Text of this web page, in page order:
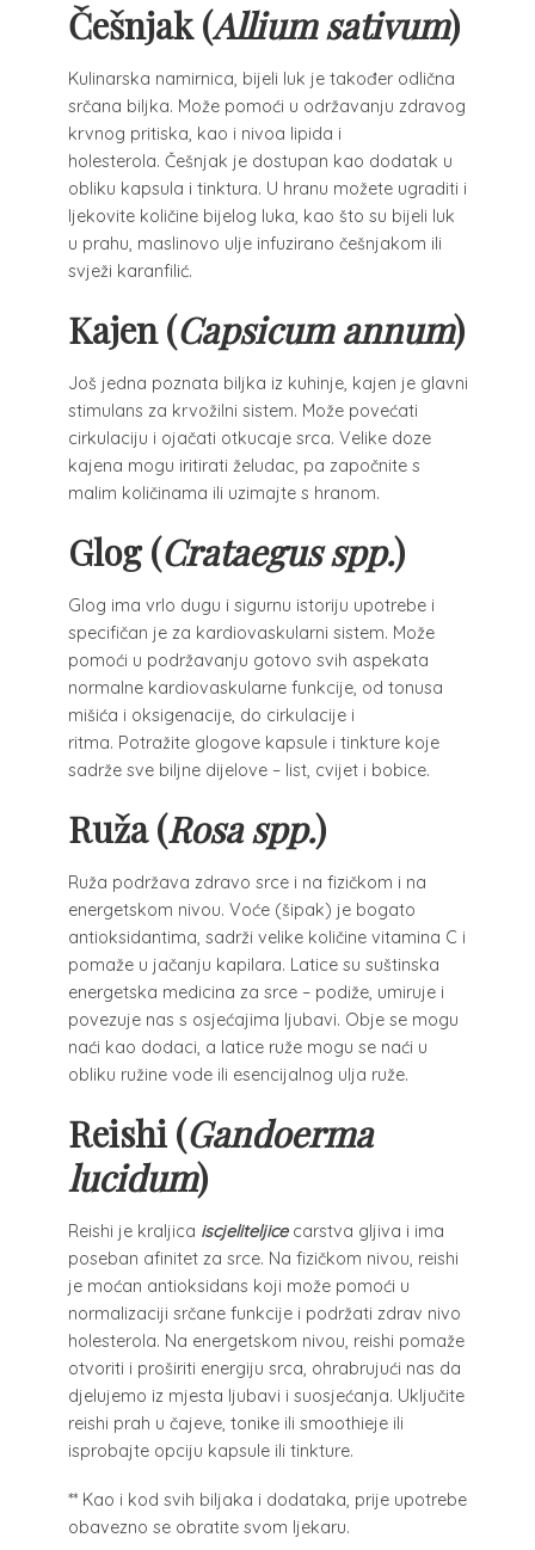
Češnjak (Allium sativum)
Kulinarska namirnica, bijeli luk je također odlična
srčana biljka. Može pomoći u održavanju zdravog
krvnog pritiska, kao i nivoa lipida i
holesterola. Češnjak je dostupan kao dodatak u
obliku kapsula i tinktura. U hranu možete ugraditi i
ljekovite količine bijelog luka, kao što su bijeli luk
u prahu, maslinovo ulje infuzirano češnjakom ili
svježi karanfilić.
Kajen (Capsicum annum)
Još jedna poznata biljka iz kuhinje, kajen je glavni
stimulans za krvožilni sistem. Može povećati
cirkulaciju i ojačati otkucaje srca. Velike doze
kajena mogu iritirati želudac, pa započnite s
malim količinama ili uzimajte s hranom.
Glog (Crataegus spp.)
Glog ima vrlo dugu i sigurnu istoriju upotrebe i
specifičan je za kardiovaskularni sistem. Može
pomoći u podržavanju gotovo svih aspekata
normalne kardiovaskularne funkcije, od tonusa
mišića i oksigenacije, do cirkulacije i
ritma. Potražite glogove kapsule i tinkture koje
sadrže sve biljne dijelove – list, cvijet i bobice.
Ruža (Rosa spp.)
Ruža podržava zdravo srce i na fizičkom i na
energetskom nivou. Voće (šipak) je bogato
antioksidantima, sadrži velike količine vitamina C i
pomaže u jačanju kapilara. Latice su suštinska
energetska medicina za srce – podiže, umiruje i
povezuje nas s osjećajima ljubavi. Obje se mogu
naći kao dodaci, a latice ruže mogu se naći u
obliku ružine vode ili esencijalnog ulja ruže.
Reishi (Gandoerma
lucidum)
Reishi je kraljica iscjeliteljicecarstva gljiva i ima
poseban afinitet za srce. Na fizičkom nivou, reishi
je moćan antioksidans koji može pomoći u
normalizaciji srčane funkcije i podržati zdrav nivo
holesterola. Na energetskom nivou, reishi pomaže
otvoriti i proširiti energiju srca, ohrabrujući nas da
djelujemo iz mjesta ljubavi i suosjećanja. Uključite
reishi prah u čajeve, tonike ili smoothieje ili
isprobajte opciju kapsule ili tinkture.
** Kao i kod svih biljaka i dodataka, prije upotrebe
obavezno se obratite svom ljekaru.